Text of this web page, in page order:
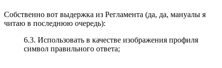
Собственно вот выдержка из Регламента (да, да, мануалы я
читаю в последнюю очередь):
6.3. Использовать в качестве изображения профиля
символ правильного ответа;